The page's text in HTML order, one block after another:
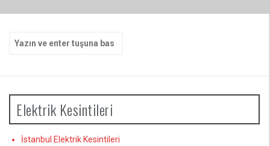
yap:
Elektrik Kesintileri
İstanbul Elektrik Kesintileri